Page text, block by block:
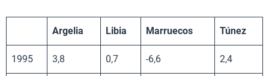
Argelia Libia Marruecos Túnez
1995 3,8 0,7 -6,6 2,4